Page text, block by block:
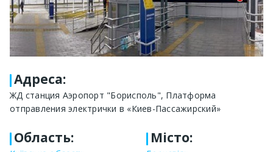
Адреса:
ЖД станция Аэропорт "Борисполь", Платформа
отправления электрички в «Киев-Пассажирский»
Область: Місто: